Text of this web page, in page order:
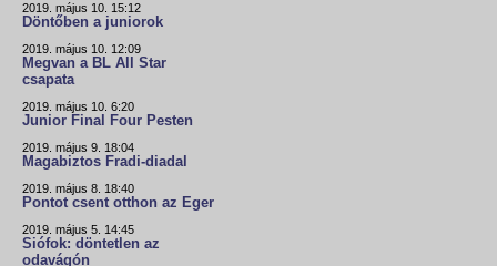
2019. május 10. 15:12
Döntőben a juniorok
2019. május 10. 12:09
Megvan a BL All Star
csapata
2019. május 10. 6:20
Junior Final Four Pesten
2019. május 9. 18:04
Magabiztos Fradi-diadal
2019. május 8. 18:40
Pontot csent otthon az Eger
2019. május 5. 14:45
Siófok: döntetlen az
odavágón